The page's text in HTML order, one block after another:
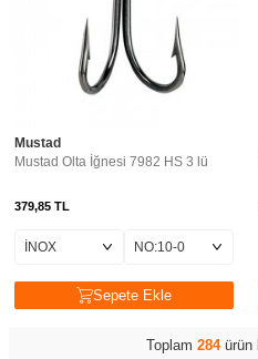
Mustad
Mustad Olta İğnesi 7982 HS 3 lü
379,85 TL
Sepete Ekle
Toplam 284ürün